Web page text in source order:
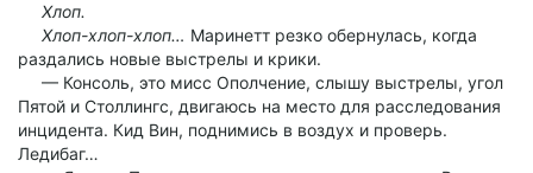
Хлоп.
Хлоп-хлоп-хлоп… Маринетт резко обернулась, когда
раздались новые выстрелы и крики.
— Консоль, это мисс Ополчение, слышу выстрелы, угол
Пятой и Столлингс, двигаюсь на место для расследования
инцидента. Кид Вин, поднимись в воздух и проверь.
Ледибаг…